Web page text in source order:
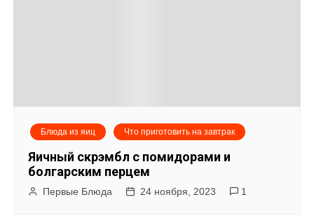
Блюда из яиц Что приготовить на завтрак
Яичный скрэмбл с помидорами и
болгарским перцем
Первые Блюда 24 ноября, 2023 1